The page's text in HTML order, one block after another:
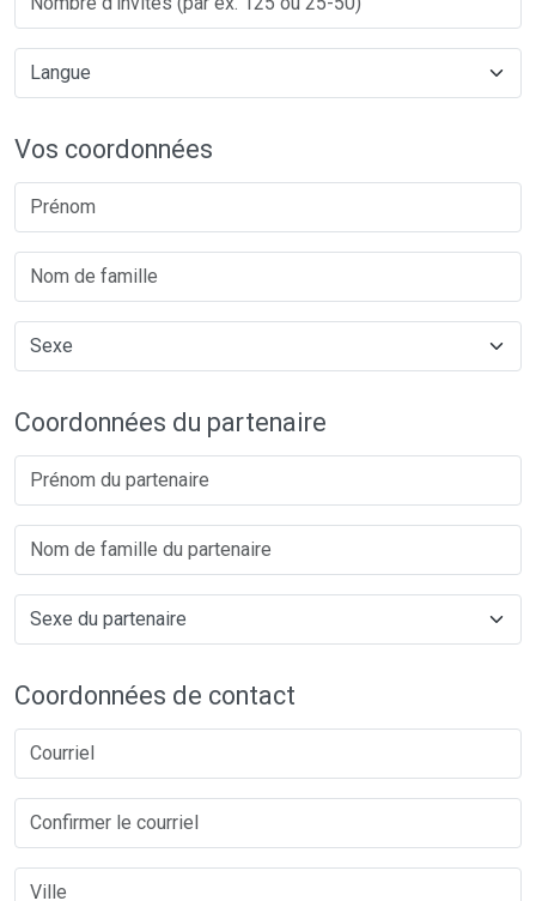
Vos coordonnées
Coordonnées du partenaire
Coordonnées de contact